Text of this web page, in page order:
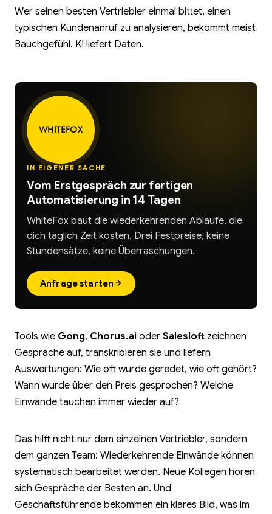
Wer seinen besten Vertriebler einmal bittet, einen
typischen Kundenanruf zu analysieren, bekommt meist
Bauchgefühl. KI liefert Daten.
IN EIGENER SACHE
Vom Erstgespräch zur fertigen
Automatisierung in 14 Tagen
WhiteFox baut die wiederkehrenden Abläufe, die
dich täglich Zeit kosten. Drei Festpreise, keine
Stundensätze, keine Überraschungen.
Anfrage starten→
WHITEFOX
Tools wie Gong, Chorus.ai oder Salesloft zeichnen
Gespräche auf, transkribieren sie und liefern
Auswertungen: Wie oft wurde geredet, wie oft gehört?
Wann wurde über den Preis gesprochen? Welche
Einwände tauchen immer wieder auf?
Das hilft nicht nur dem einzelnen Vertriebler, sondern
dem ganzen Team: Wiederkehrende Einwände können
systematisch bearbeitet werden. Neue Kollegen horen
sich Gespräche der Besten an. Und
Geschäftsführende bekommen ein klares Bild, was im